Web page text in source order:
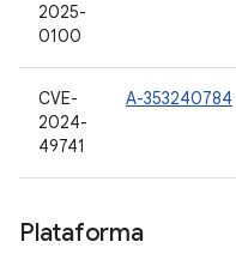
2025-
0100
CVE-
2024-
49741
A-353240784
Plataforma